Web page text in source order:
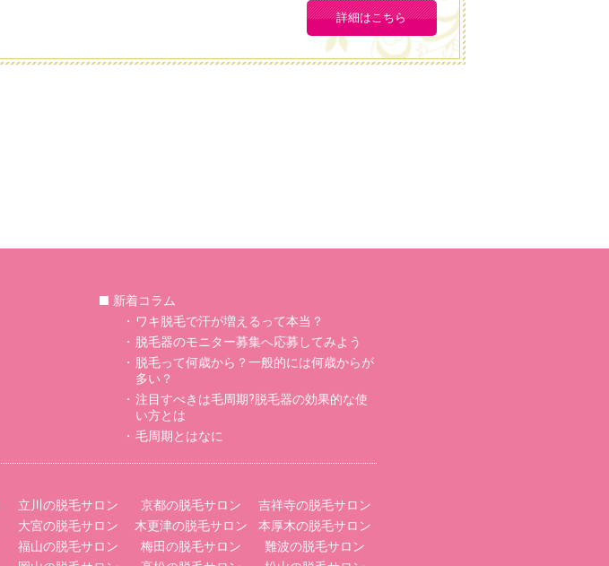
詳細はこちら
新着コラム
ワキ脱毛で汗が増えるって本当？
脱毛器のモニター募集へ応募してみよう
脱毛って何歳から？一般的には何歳からが
多い？
注目すべきは毛周期?脱毛器の効果的な使
い方とは
毛周期とはなに
立川の脱毛サロン 京都の脱毛サロン
吉祥寺の脱毛サロン
大宮の脱毛サロン
木更津の脱毛サロン
本厚木の脱毛サロン
福山の脱毛サロン 梅田の脱毛サロン
難波の脱毛サロン